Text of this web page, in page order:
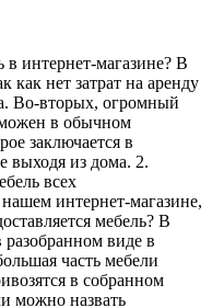
интернет-магазине? В
как нет затрат на аренду
Во-вторых, огромный
в обычном
заключается в
выходя из дома. 2.
всех
интернет-магазине,
мебель? В
разобранном виде в
часть мебели
в собранном
можно назвать